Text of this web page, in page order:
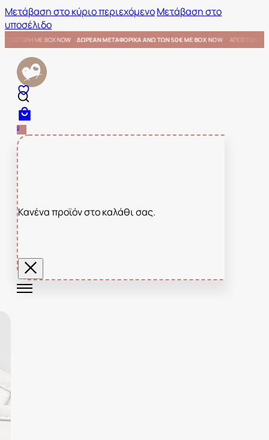
Μετάβαση στο κύριο περιεχόμενοΜετάβαση στο
υποσέλιδο
BOX NOW ΑΠΟΣΤΟΛΗ ΜΕ BOX NOW ΔΩΡΕΑΝ ΜΕΤΑΦΟΡΙΚΑ ΑΝΩ ΤΩΝ 50€ ΜΕ BOX NOW
0
Κανένα προϊόν στο καλάθι σας.